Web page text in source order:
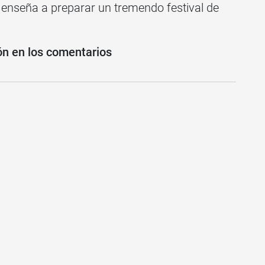
a preparar un tremendo festival de
en los comentarios